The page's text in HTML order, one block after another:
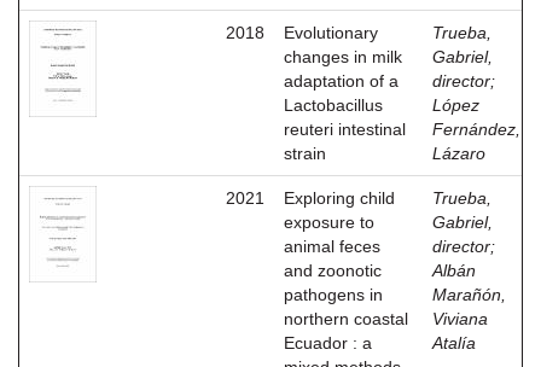
2018
Evolutionary
changes in milk
adaptation of a
Lactobacillus
reuteri intestinal
strain
Trueba,
Gabriel,
director;
López
Fernández,
Lázaro
2021
Exploring child
exposure to
animal feces
and zoonotic
pathogens in
northern coastal
Ecuador : a
Trueba,
Gabriel,
director;
Albán
Marañón,
Viviana
Atalía